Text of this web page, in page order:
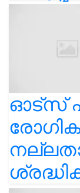
ഓട്സ്